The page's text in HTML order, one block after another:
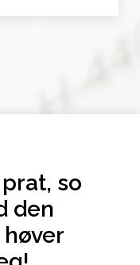
so
den